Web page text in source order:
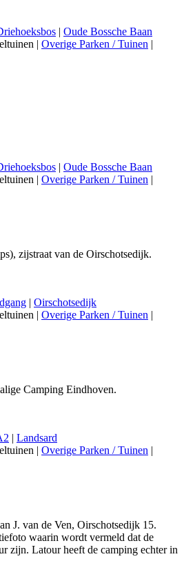
| Oude Bossche Baan
| Overige Parken / Tuinen |
| Oude Bossche Baan
| Overige Parken / Tuinen |
zijstraat van de Oirschotsedijk.
| Oirschotsedijk
| Overige Parken / Tuinen |
Camping Eindhoven.
| Landsard
| Overige Parken / Tuinen |
J. van de Ven, Oirschotsedijk 15.
waarin wordt vermeld dat de
zijn. Latour heeft de camping echter in